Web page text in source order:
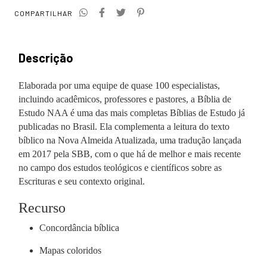
COMPARTILHAR
Descrição
Elaborada por uma equipe de quase 100 especialistas,
incluindo acadêmicos, professores e pastores, a Bíblia de
Estudo NAA é uma das mais completas Bíblias de Estudo já
publicadas no Brasil. Ela complementa a leitura do texto
bíblico na Nova Almeida Atualizada, uma tradução lançada
em 2017 pela SBB, com o que há de melhor e mais recente
no campo dos estudos teológicos e científicos sobre as
Escrituras e seu contexto original.
Recurso
Concordância bíblica
Mapas coloridos